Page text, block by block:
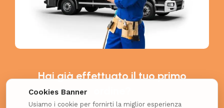
Cookies Banner
Usiamo i cookie per fornirti la miglior esperienza
Hai già effettuato il tuo primo